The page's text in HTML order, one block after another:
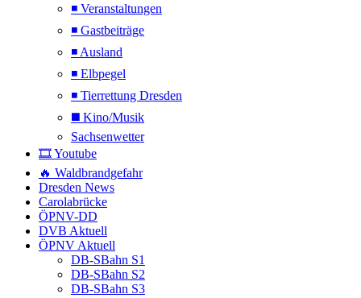
◾ Veranstaltungen
◾ Gastbeiträge
◾ Ausland
◾ Elbpegel
◾ Tierrettung Dresden
◼️ Kino/Musik
Sachsenwetter
🎞️ Youtube
🔥 Waldbrandgefahr
Dresden News
Carolabrücke
ÖPNV-DD
DVB Aktuell
ÖPNV Aktuell
DB-SBahn S1
DB-SBahn S2
DB-SBahn S3